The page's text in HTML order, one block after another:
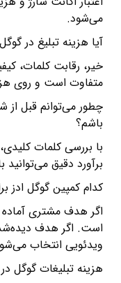
می‌شود.
آیا هزینه تبلیغ در
خیر، رقابت کلمات،
متفاوت است و روی
چطور می‌توانم قبل از
باشم؟
با بررسی کلمات
برآورد دقیق
کدام کمپین گوگل ادز
اگر هدف مشتری
است. اگر هدف
ویدئویی انتخاب
هزینه تبلیغات گوگل